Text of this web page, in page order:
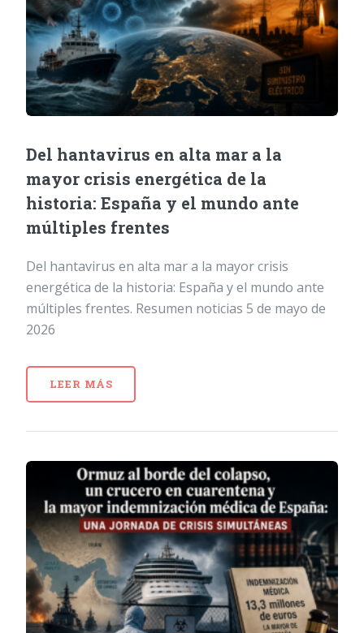
Del hantavirus en alta mar a la
mayor crisis energética de la
historia: España y el mundo ante
múltiples frentes
Del hantavirus en alta mar a la mayor crisis
energética de la historia: España y el mundo ante
múltiples frentes. Resumen noticias 5 de mayo de
2026
LEER MÁS